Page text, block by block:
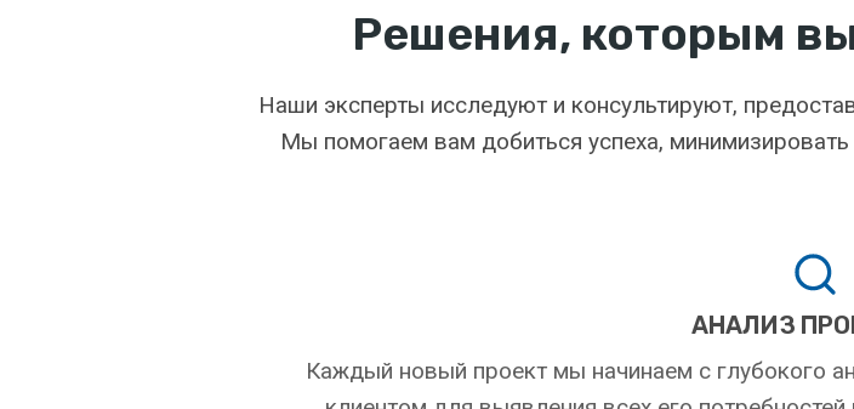
Решения, которым
Наши эксперты исследуют и консультируют,
Мы помогаем вам добиться успеха,
АНАЛИЗ
Каждый новый проект мы начинаем с глубокого